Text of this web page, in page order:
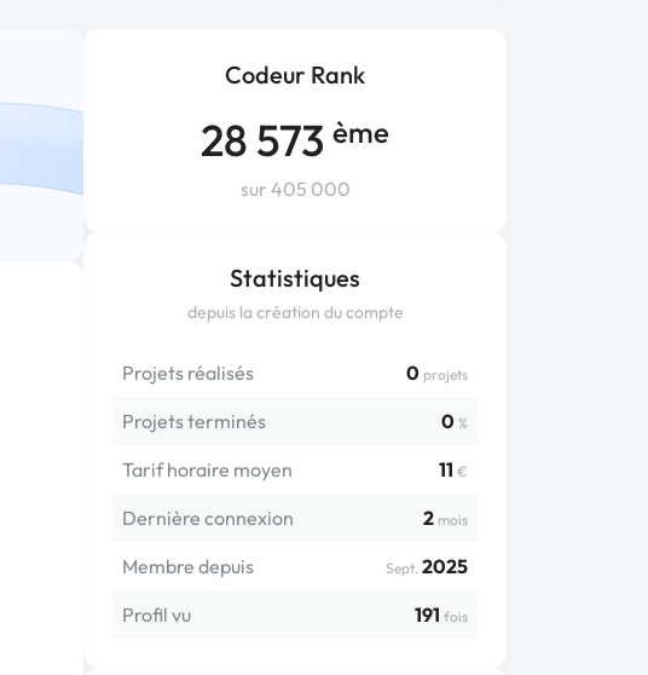
Codeur Rank
28 573 ème
sur 405 000
Statistiques
depuis la création du compte
Projets réalisés 0 projets
Projets terminés 0 %
Tarif horaire moyen 11 €
Dernière connexion 2 mois
Membre depuis Sept. 2025
Profil vu
191 fois